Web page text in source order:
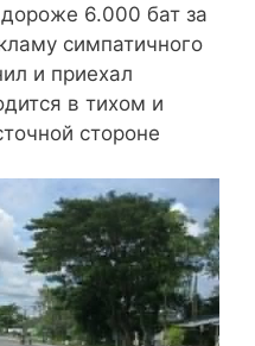
6.000 бат за
симпатичного
и приехал
в тихом и
стороне